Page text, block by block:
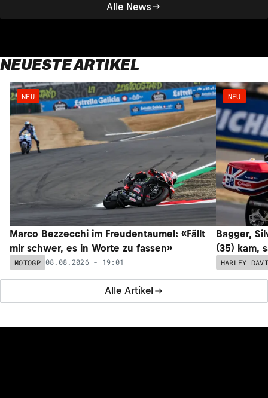
Alle News
NEUESTE ARTIKEL
Alle Artikel
NEU
Marco Bezzecchi im Freudentaumel: «Fällt
mir schwer, es in Worte zu fassen»
MOTOGP 08.08.2026 - 19:01
NEU
Bagger,
(35) kam,
HARLEY